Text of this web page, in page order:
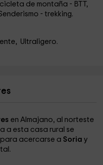
de montaña - BTT,
- trekking.
Ultraligero.
en Almajano, al norteste
a esta casa rural se
acercarse a Soriay